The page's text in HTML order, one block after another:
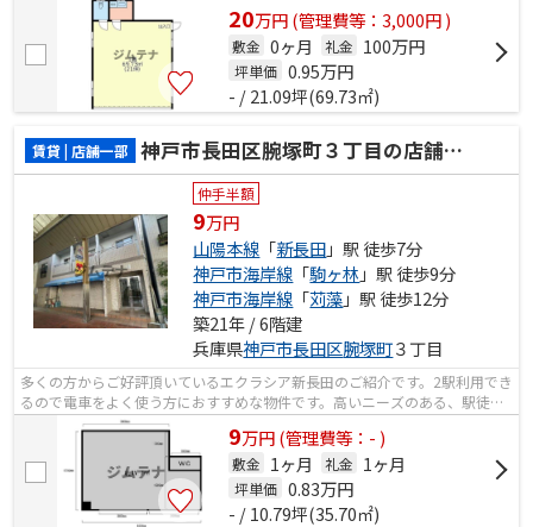
20万円(管理費等：3,000円 )
敷金 0ヶ月 礼金 100万円
坪単価 0.95万円
- / 21.09坪(69.73㎡)
賃貸 | 店舗一部 神戸市長田区腕塚町３丁目の店舗一部
仲手半額
9万円
山陽本線 「新長田」駅 徒歩7分
神戸市海岸線 「駒ヶ林 」駅 徒歩9分
神戸市海岸線 「苅藻」駅 徒歩12分
築21年 / 6階建
兵庫県神戸市長田区腕塚町３丁目
多くの方からご好評頂いているエクラシア新長田のご紹介です。2駅利用でき
るので電車をよく使う方におすすめな物件です。高いニーズのある、駅徒歩7
分の物件です。
9万円(管理費等：- )
敷金 1ヶ月 礼金 1ヶ月
坪単価 0.83万円
- / 10.79坪(35.70㎡)